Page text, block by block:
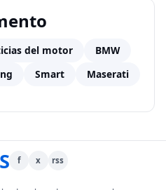
del motor
BMW
Smart Maserati
f x rss